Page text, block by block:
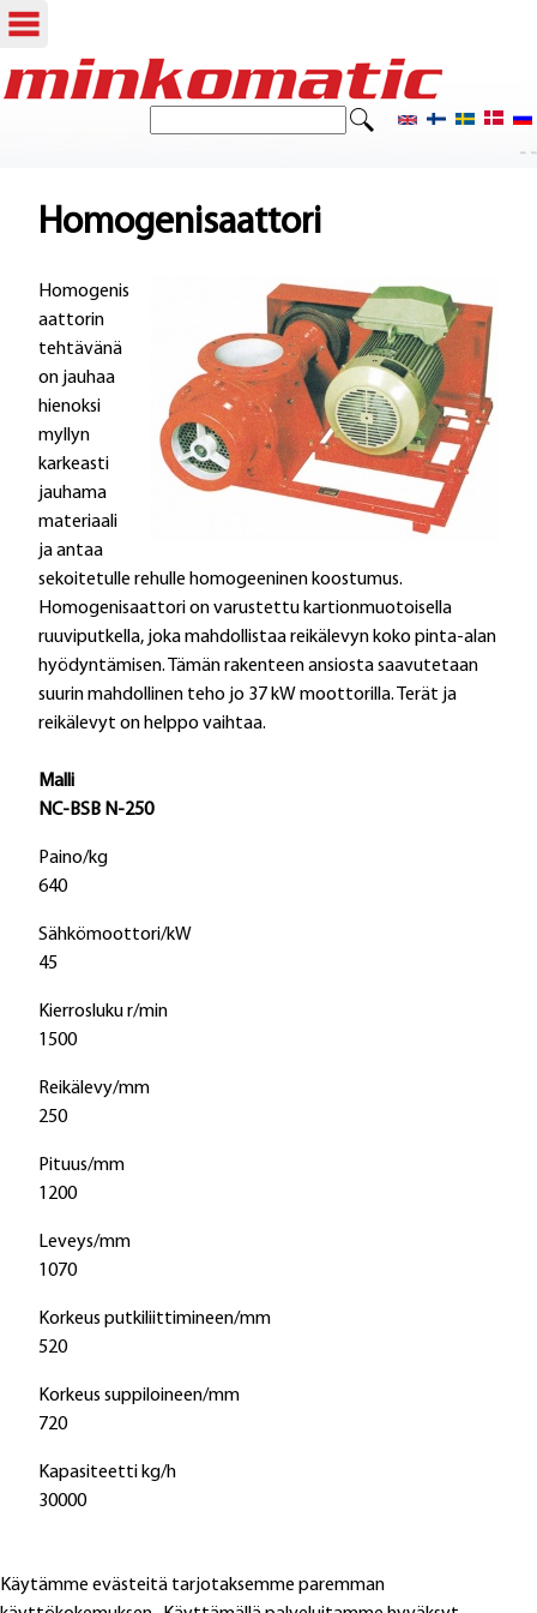
Hyppää
H
k
a
- -
Homogenisaattori
Homogenis
aattorin
tehtävänä
on jauhaa
hienoksi
myllyn
karkeasti
jauhama
materiaali
ja antaa
sekoitetulle rehulle homogeeninen koostumus.
Homogenisaattori on varustettu kartionmuotoisella
ruuviputkella, joka mahdollistaa reikälevyn koko pinta-alan
hyödyntämisen. Tämän rakenteen ansiosta saavutetaan
suurin mahdollinen teho jo 37 kW moottorilla. Terät ja
reikälevyt on helppo vaihtaa.
Malli
NC-BSB N-250
Paino/kg
640
Sähkömoottori/kW
45
Kierrosluku r/min
1500
Reikälevy/mm
250
Pituus/mm
1200
Leveys/mm
1070
Korkeus putkiliittimineen/mm
520
Korkeus suppiloineen/mm
720
Kapasiteetti kg/h
30000
Käytämme evästeitä tarjotaksemme paremman